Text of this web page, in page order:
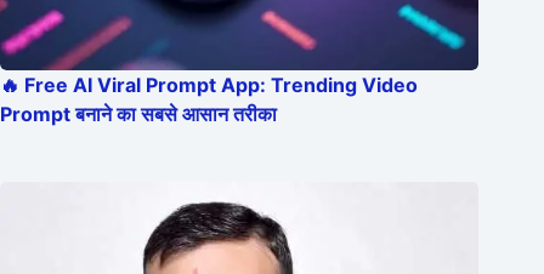
🔥 Free AI Viral Prompt App: Trending Video
Prompt बनाने का सबसे आसान तरीका